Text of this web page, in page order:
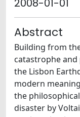
2008-01-01
Abstract
Building from
catastrophe
the Lisbon
modern
the
disaster by